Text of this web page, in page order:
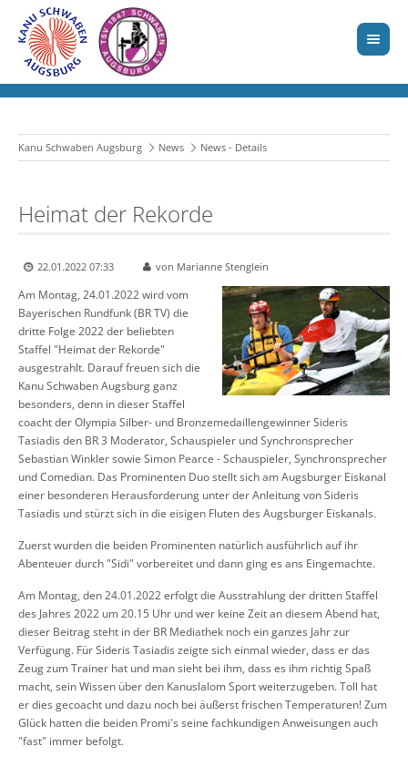
Kanu Schwaben Augsburg News News - Details
Heimat der Rekorde
22.01.2022 07:33 von Marianne Stenglein
Am Montag, 24.01.2022 wird vom
Bayerischen Rundfunk (BR TV) die
dritte Folge 2022 der beliebten
Staffel "Heimat der Rekorde"
ausgestrahlt. Darauf freuen sich die
Kanu Schwaben Augsburg ganz
besonders, denn in dieser Staffel
coacht der Olympia Silber- und Bronzemedaillengewinner Sideris
Tasiadis den BR 3 Moderator, Schauspieler und Synchronsprecher
Sebastian Winkler sowie Simon Pearce - Schauspieler, Synchronsprecher
und Comedian. Das Prominenten Duo stellt sich am Augsburger Eiskanal
einer besonderen Herausforderung unter der Anleitung von Sideris
Tasiadis und stürzt sich in die eisigen Fluten des Augsburger Eiskanals.
Zuerst wurden die beiden Prominenten natürlich ausführlich auf ihr
Abenteuer durch "Sidi" vorbereitet und dann ging es ans Eingemachte.
Am Montag, den 24.01.2022 erfolgt die Ausstrahlung der dritten Staffel
des Jahres 2022 um 20.15 Uhr und wer keine Zeit an diesem Abend hat,
dieser Beitrag steht in der BR Mediathek noch ein ganzes Jahr zur
Verfügung. Für Sideris Tasiadis zeigte sich einmal wieder, dass er das
Zeug zum Trainer hat und man sieht bei ihm, dass es ihm richtig Spaß
macht, sein Wissen über den Kanuslalom Sport weiterzugeben. Toll hat
er dies gecoacht und dazu noch bei äußerst frischen Temperaturen! Zum
Glück hatten die beiden Promi's seine fachkundigen Anweisungen auch
"fast" immer befolgt.